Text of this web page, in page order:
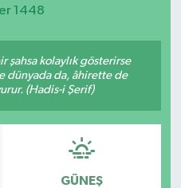
1448
şahsa kolaylık gösterirse
dünyada da, âhirette de
(Hadis-i Şerif)
GÜNEŞ